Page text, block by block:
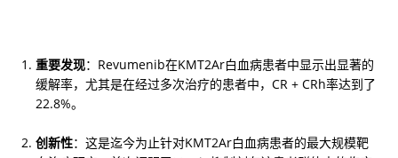
重要发现：Revumenib在KMT2Ar白血病患者中显示出显著的
缓解率，尤其是在经过多次治疗的患者中，CR + CRh率达到了
22.8%。
创新性：这是迄今为止针对KMT2Ar白血病患者的最大规模靶